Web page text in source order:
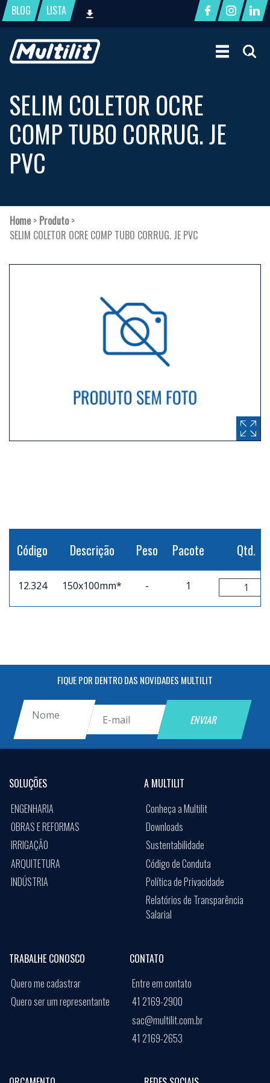
BLOG LISTA
SELIM COLETOR OCRE
COMP TUBO CORRUG. JE
PVC
Home> Produto>
SELIM COLETOR OCRE COMP TUBO CORRUG. JE PVC
Código Descrição Peso Pacote Qtd.
12.324 150x100mm* - 1
FIQUE POR DENTRO DAS NOVIDADES MULTILIT
SOLUÇÕES
ENGENHARIA
OBRAS E REFORMAS
IRRIGAÇÃO
ARQUITETURA
INDÚSTRIA
A MULTILIT
Conheça a Multilit
Downloads
Sustentabilidade
Código de Conduta
Política de Privacidade
Relatórios de Transparência
Salarial
TRABALHE CONOSCO
Quero me cadastrar
Quero ser um representante
CONTATO
Entre em contato
41 2169-2900
sac@multilit.com.br
41 2169-2653